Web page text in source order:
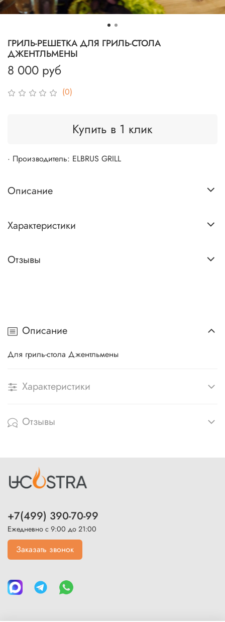
(0)
ГРИЛЬ-РЕШЕТКА ДЛЯ ГРИЛЬ-СТОЛА
ДЖЕНТЛЬМЕНЫ
8 000 руб
Купить в 1 клик
· Производитель: ELBRUS GRILL
Описание
Характеристики
Отзывы
Описание
Для гриль-стола Джентльмены
Характеристики
Отзывы
+7(499) 390-70-99
Ежедневно с 9:00 до 21:00
Заказать звонок